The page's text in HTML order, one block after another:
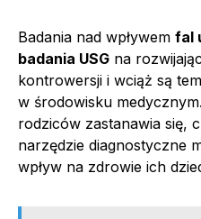
Badania nad wpływem fal
badania USG na
kontrowersji i wciąż są
w środowisku
rodziców zastanawia się,
narzędzie diagnostyczne
wpływ na zdrowie ich